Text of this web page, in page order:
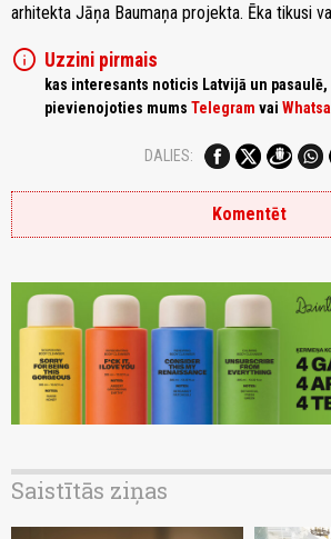
arhitekta Jāņa Baumaņa projekta. Ēka tikusi
info Uzzini pirmais
kas interesants noticis Latvijā un pasaulē,
pievienojoties mums Telegram vai
DALIES:
Komentēt
Saistītās ziņas